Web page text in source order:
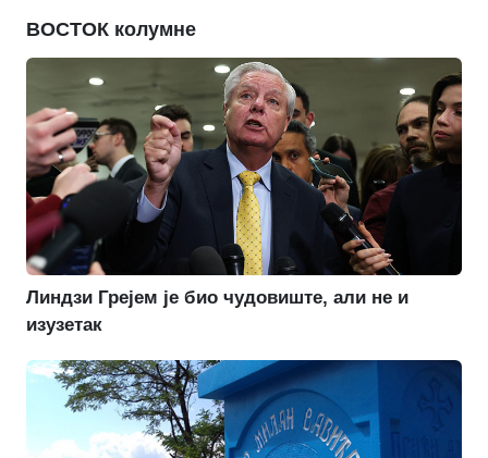
ВОСТОК колумне
Линдзи Грејем је био чудовиште, али не и
изузетак